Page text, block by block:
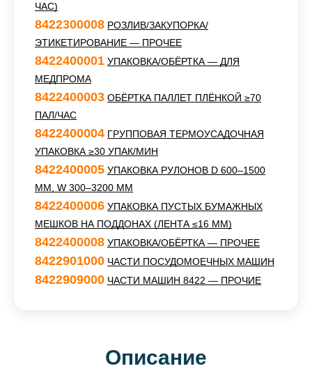
ЧАС)
8422300008 РОЗЛИВ/ЗАКУПОРКА/
ЭТИКЕТИРОВАНИЕ — ПРОЧЕЕ
8422400001 УПАКОВКА/ОБЁРТКА — ДЛЯ
МЕДПРОМА
8422400003 ОБЁРТКА ПАЛЛЕТ ПЛЁНКОЙ ≥70
ПАЛ/ЧАС
8422400004 ГРУППОВАЯ ТЕРМОУСАДОЧНАЯ
УПАКОВКА ≥30 УПАК/МИН
8422400005 УПАКОВКА РУЛОНОВ D 600–1500
ММ, W 300–3200 ММ
8422400006 УПАКОВКА ПУСТЫХ БУМАЖНЫХ
МЕШКОВ НА ПОДДОНАХ (ЛЕНТА ≤16 ММ)
8422400008 УПАКОВКА/ОБЁРТКА — ПРОЧЕЕ
8422901000 ЧАСТИ ПОСУДОМОЕЧНЫХ МАШИН
8422909000 ЧАСТИ МАШИН 8422 — ПРОЧИЕ
Описание